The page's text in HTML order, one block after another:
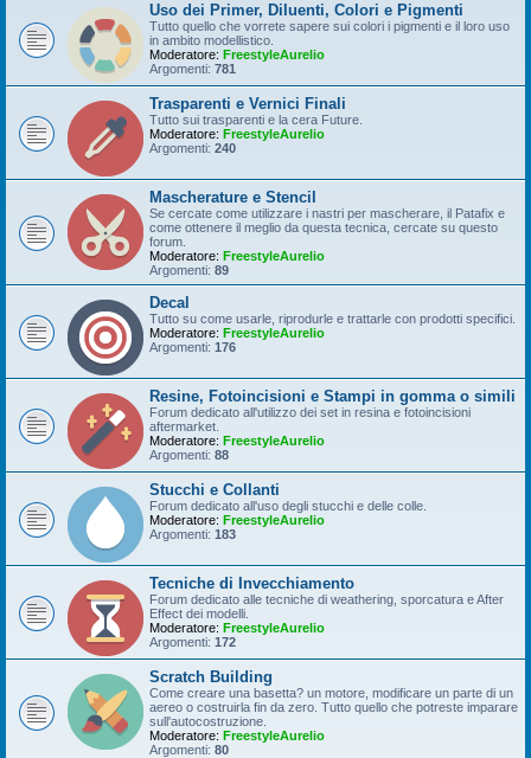
Uso dei Primer, Diluenti, Colori e Pigmenti
Tutto quello che vorrete sapere sui colori i pigmenti e il loro uso
in ambito modellistico.
Moderatore: FreestyleAurelio
Argomenti: 781
Trasparenti e Vernici Finali
Tutto sui trasparenti e la cera Future.
Moderatore: FreestyleAurelio
Argomenti: 240
Mascherature e Stencil
Se cercate come utilizzare i nastri per mascherare, il Patafix e
come ottenere il meglio da questa tecnica, cercate su questo
forum.
Moderatore: FreestyleAurelio
Argomenti: 89
Decal
Tutto su come usarle, riprodurle e trattarle con prodotti specifici.
Moderatore: FreestyleAurelio
Argomenti: 176
Resine, Fotoincisioni e Stampi in gomma o simili
Forum dedicato all'utilizzo dei set in resina e fotoincisioni
aftermarket.
Moderatore: FreestyleAurelio
Argomenti: 88
Stucchi e Collanti
Forum dedicato all'uso degli stucchi e delle colle.
Moderatore: FreestyleAurelio
Argomenti: 183
Tecniche di Invecchiamento
Forum dedicato alle tecniche di weathering, sporcatura e After
Effect dei modelli.
Moderatore: FreestyleAurelio
Argomenti: 172
Scratch Building
Come creare una basetta? un motore, modificare un parte di un
aereo o costruirla fin da zero. Tutto quello che potreste imparare
sull'autocostruzione.
Moderatore: FreestyleAurelio
Argomenti: 80